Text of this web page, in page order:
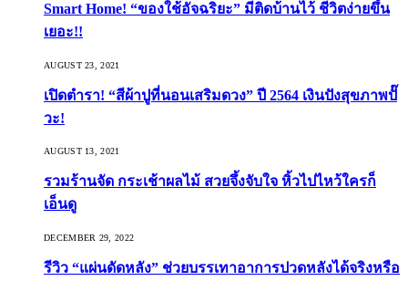
Smart Home! “ของใช้อัจฉริยะ” มีติดบ้านไว้ ชีวิตง่ายขึ้น
เยอะ!!
AUGUST 23, 2021
เปิดตำรา! “สีผ้าปูที่นอนเสริมดวง” ปี 2564 เงินปังสุขภาพปั๊
วะ!
AUGUST 13, 2021
รวมร้านจัด กระเช้าผลไม้ สวยจึ้งจับใจ หิ้วไปไหว้ใครก็
เอ็นดู
DECEMBER 29, 2022
รีวิว “แผ่นดัดหลัง” ช่วยบรรเทาอาการปวดหลังได้จริงหรือ